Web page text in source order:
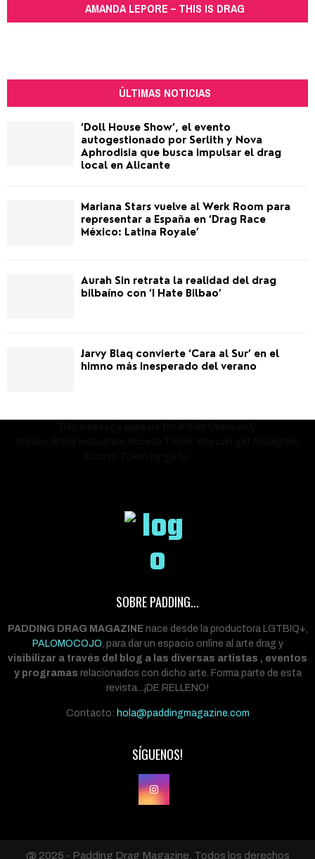
AMANDA LEPORE – THIS IS DRAG
ÚLTIMAS NOTICIAS
‘Doll House Show’, el evento
autogestionado por Serlith y Nova
Aphrodisia que busca impulsar el drag
local en Alicante
Mariana Stars vuelve al Werk Room para
representar a España en ‘Drag Race
México: Latina Royale’
Aurah Sin retrata la realidad del drag
bilbaíno con ‘I Hate Bilbao’
Jarvy Blaq convierte ‘Cara al Sur’ en el
himno más inesperado del verano
SOBRE PADDING...
PADDING DRAG MAGAZINEnace desde la productora LGTBIQ+,
PALOMOCOJO, para dar un espacio online al arte drag y
visibilizar a través del blog a las diversas artistas , eventos
y programas relacionados con dicho arte. Forma parte de esta
revista...¡DE RELLENO!
Contacto: hola@paddingmagazine.com
SÍGUENOS!
@ 2025 - Padding Drag Magazine. Todos los derechos